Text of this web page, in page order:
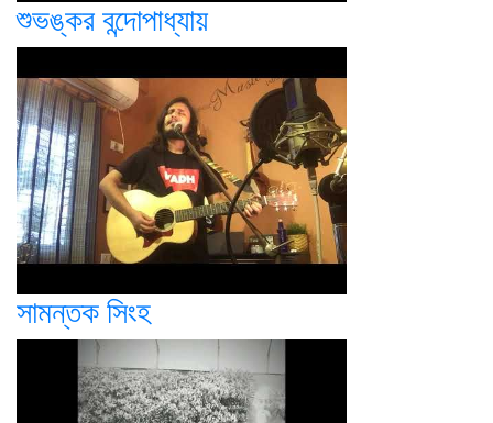
শুভঙ্কর বন্দোপাধ্যায়
সামন্তক সিংহ